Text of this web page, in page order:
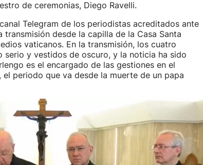
de ceremonias, Diego Ravelli.
Telegram de los periodistas acreditados ante
transmisión desde la capilla de la Casa Santa
vaticanos. En la transmisión, los cuatro
serio y vestidos de oscuro, y la noticia ha sido
es el encargado de las gestiones en el
periodo que va desde la muerte de un papa